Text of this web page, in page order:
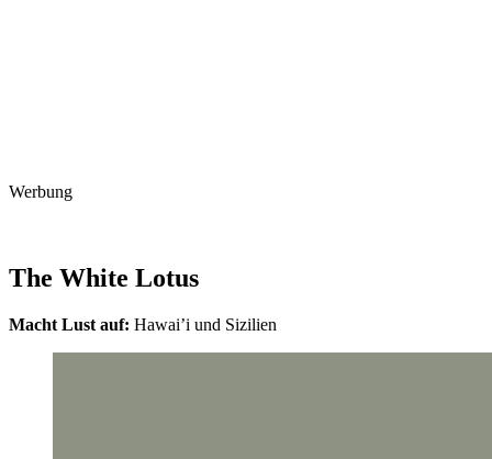
Werbung
The White Lotus
Macht Lust auf: Hawai’i und Sizilien